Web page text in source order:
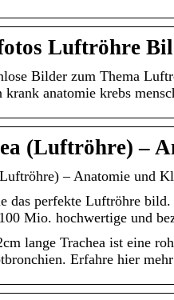
Luftröhre
Bilder zum Thema
krank anatomie krebs
(Luftröhre) –
– Anatomie und
das perfekte Luftröhre
Mio. hochwertige und
lange Trachea ist eine
Erfahre hier